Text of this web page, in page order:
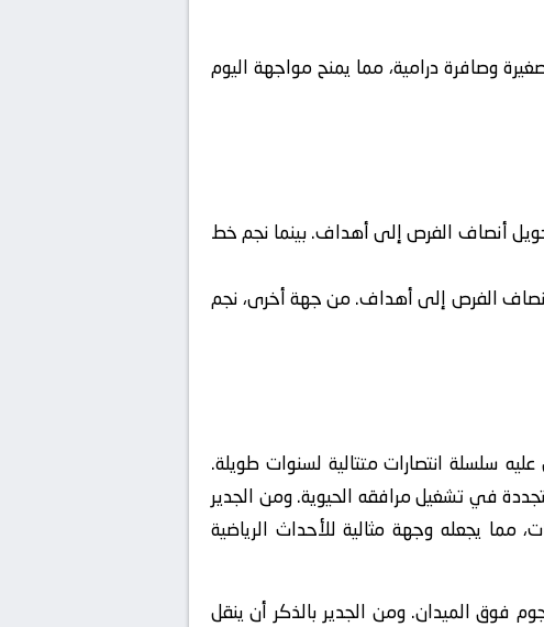
وصافرة درامية، مما يمنح مواجهة اليوم
أنصاف الفرص إلى أهداف. بينما نجم خط
أنصاف الفرص إلى أهداف. من جهة أخرى، نجم
سلسلة انتصارات متتالية لسنوات طويلة.
في تشغيل مرافقه الحيوية. ومن الجدير
يجعله وجهة مثالية للأحداث الرياضية
فوق الميدان. ومن الجدير بالذكر أن ينقل